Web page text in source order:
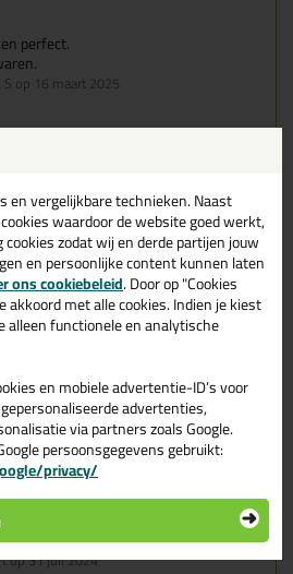
perfect.
S op 16 maart 2025
kliederen een tube voor langere
de inhoud hard wordt.
snel en netjes geleverd, netjes
zeker een aanrader, volgende keer
bestellen.
op 20 oktober 2024
kit langer bruikbaar zonder dat de
op 18 september 2024
af te sluiten die niet met een
De tijd zal leren hoe goed de
op 31 juli 2024
en vergelijkbare technieken. Naast
waardoor de website goed werkt,
zodat wij en derde partijen jouw
en persoonlijke content kunnen laten
ons cookiebeleid. Door op "Cookies
akkoord met alle cookies. Indien je kiest
alleen functionele en analytische
en mobiele advertentie-ID’s voor
advertenties,
via partners zoals Google.
persoonsgegevens gebruikt:
privacy/